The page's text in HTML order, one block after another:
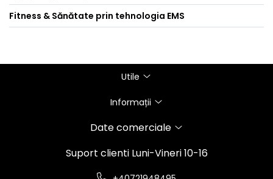
Fitness & Sănătate prin tehnologia EMS
Utile
Informații
Date comerciale
Suport clienti Luni-Vineri 10-16